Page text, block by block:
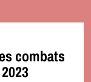
combats